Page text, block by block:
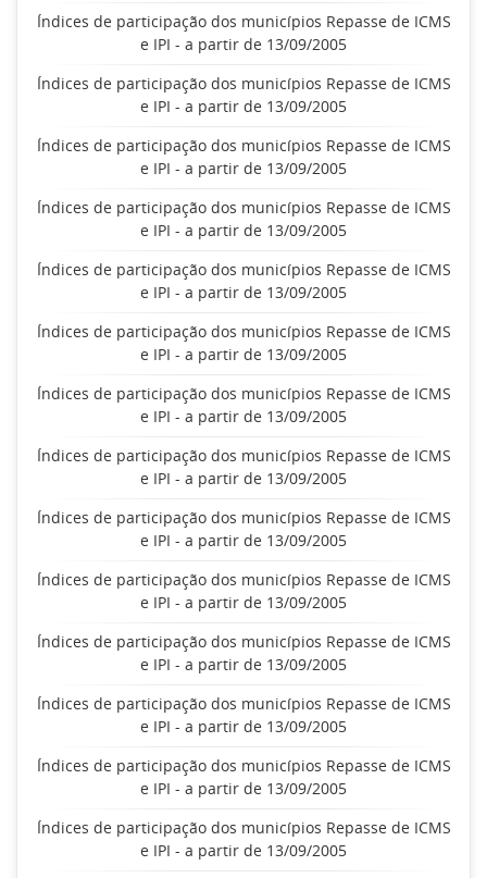
Índices de participação dos municípios Repasse de ICMS
e IPI - a partir de 13/09/2005
Índices de participação dos municípios Repasse de ICMS
e IPI - a partir de 13/09/2005
Índices de participação dos municípios Repasse de ICMS
e IPI - a partir de 13/09/2005
Índices de participação dos municípios Repasse de ICMS
e IPI - a partir de 13/09/2005
Índices de participação dos municípios Repasse de ICMS
e IPI - a partir de 13/09/2005
Índices de participação dos municípios Repasse de ICMS
e IPI - a partir de 13/09/2005
Índices de participação dos municípios Repasse de ICMS
e IPI - a partir de 13/09/2005
Índices de participação dos municípios Repasse de ICMS
e IPI - a partir de 13/09/2005
Índices de participação dos municípios Repasse de ICMS
e IPI - a partir de 13/09/2005
Índices de participação dos municípios Repasse de ICMS
e IPI - a partir de 13/09/2005
Índices de participação dos municípios Repasse de ICMS
e IPI - a partir de 13/09/2005
Índices de participação dos municípios Repasse de ICMS
e IPI - a partir de 13/09/2005
Índices de participação dos municípios Repasse de ICMS
e IPI - a partir de 13/09/2005
Índices de participação dos municípios Repasse de ICMS
e IPI - a partir de 13/09/2005